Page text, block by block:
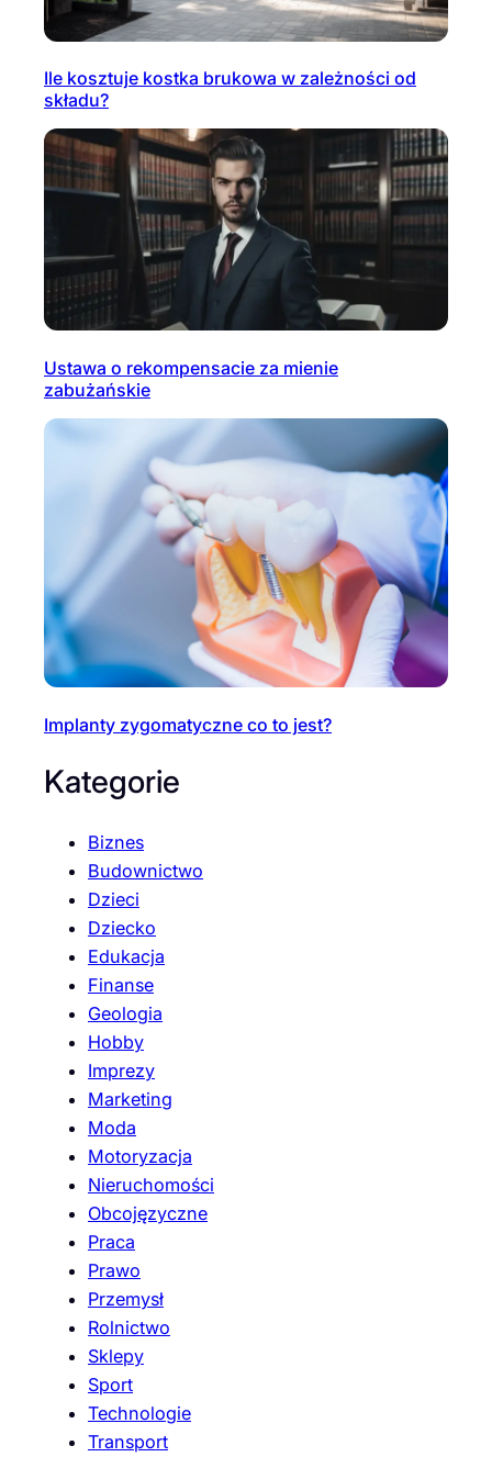
Ile kosztuje kostka brukowa w zależności od
składu?
Ustawa o rekompensacie za mienie
zabużańskie
Implanty zygomatyczne co to jest?
Kategorie
Biznes
Budownictwo
Dzieci
Dziecko
Edukacja
Finanse
Geologia
Hobby
Imprezy
Marketing
Moda
Motoryzacja
Nieruchomości
Obcojęzyczne
Praca
Prawo
Przemysł
Rolnictwo
Sklepy
Sport
Technologie
Transport